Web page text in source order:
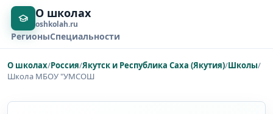
О школах
oshkolah.ru
РегионыСпециальности
О школах/Россия/Якутск и Республика Саха (Якутия)/Школы/
Школа МБОУ "УМСОШ